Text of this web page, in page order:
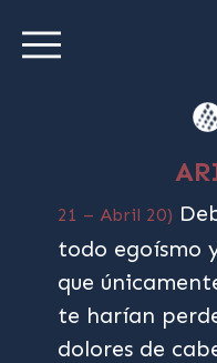
21 – Abril 20)
todo egoísmo
que
te harían
dolores de